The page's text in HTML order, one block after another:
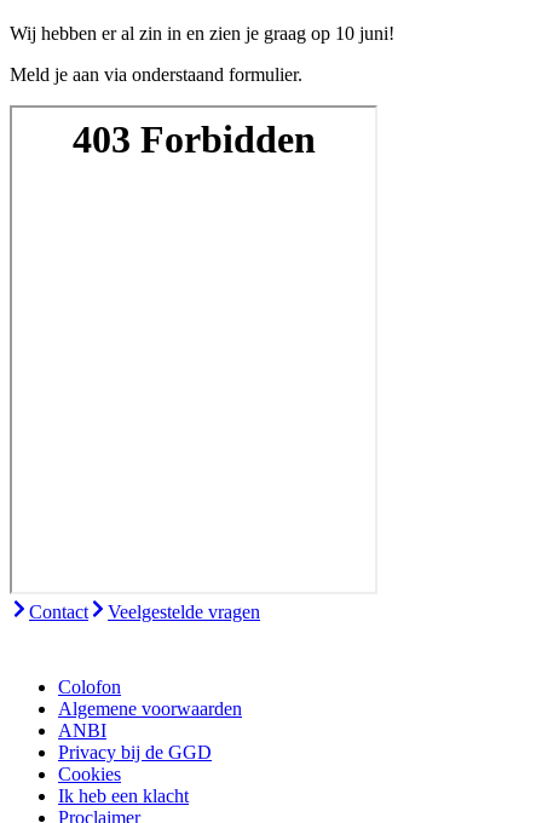
Wij hebben er al zin in en zien je graag op 10 juni!
Meld je aan via onderstaand formulier.
Contact Veelgestelde vragen
Colofon
Algemene voorwaarden
ANBI
Privacy bij de GGD
Cookies
Ik heb een klacht
Proclaimer